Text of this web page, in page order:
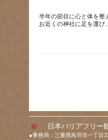
半年の節目に心と体を整
日本バリアフリー
●事務局：三重県鳥羽市一丁目